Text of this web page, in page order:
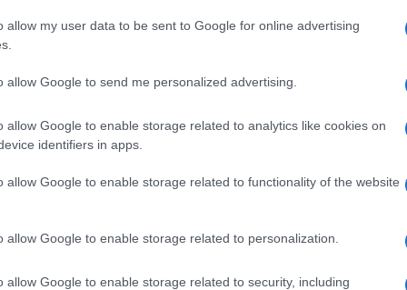
allow my user data to be sent to Google for online advertising
allow Google to send me personalized advertising.
allow Google to enable storage related to analytics like cookies on
identifiers in apps.
allow Google to enable storage related to functionality of the website
allow Google to enable storage related to personalization.
allow Google to enable storage related to security, including
τελετή υποδοχής των πρωτοετών φοιτητών